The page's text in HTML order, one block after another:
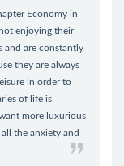
Economy in
enjoying their
and are constantly
they are always
in order to
of life is
more luxurious
the anxiety and